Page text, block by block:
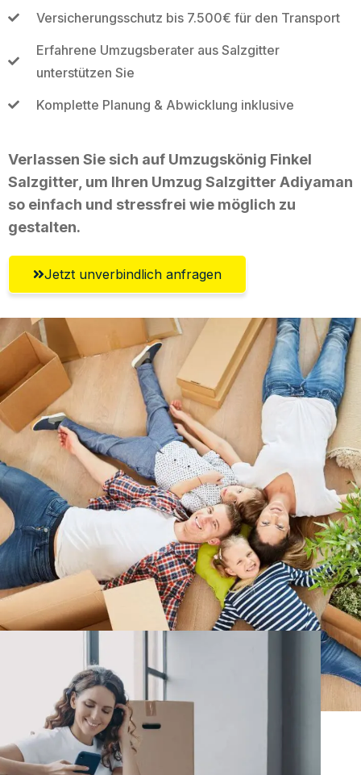
Versicherungsschutz bis 7.500€ für den Transport
Erfahrene Umzugsberater aus Salzgitter
unterstützen Sie
Komplette Planung & Abwicklung inklusive
Verlassen Sie sich auf Umzugskönig Finkel
Salzgitter, um Ihren Umzug Salzgitter Adiyaman
so einfach und stressfrei wie möglich zu
gestalten.
Jetzt unverbindlich anfragen